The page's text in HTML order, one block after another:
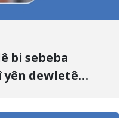
bi sebeba
yên dewletê